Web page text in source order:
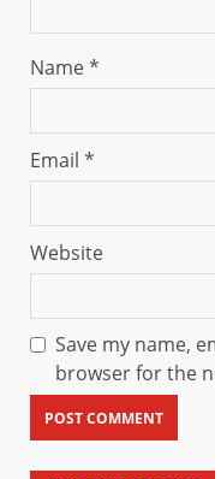
Name*
Email *
Website
Save my name,
browser for the